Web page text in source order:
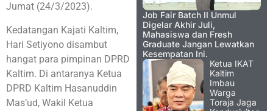
Jumat (24/3/2023).
Kedatangan Kajati Kaltim,
Hari Setiyono disambut
hangat para pimpinan DPRD
Kaltim. Di antaranya Ketua
DPRD Kaltim Hasanuddin
Mas’ud, Wakil Ketua
Job Fair Batch II Unmul
Digelar Akhir Juli,
Mahasiswa dan Fresh
Graduate Jangan Lewatkan
Kesempatan Ini.
Ketua IKAT
Kaltim
Imbau
Warga
Toraja Jaga